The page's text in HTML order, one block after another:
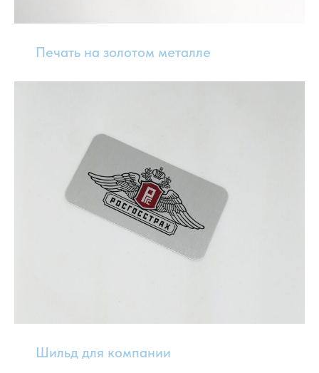
Печать на золотом металле
Шильд для компании